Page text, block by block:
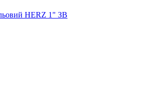
HERZ 1" ЗВ